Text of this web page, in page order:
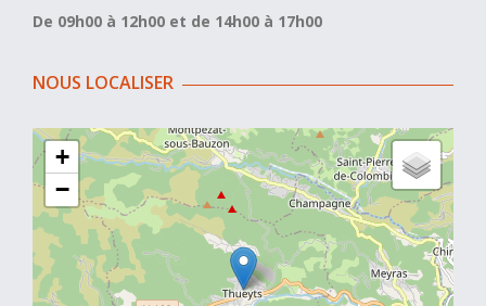
De 09h00 à 12h00 et de 14h00 à 17h00
NOUS LOCALISER
+
−